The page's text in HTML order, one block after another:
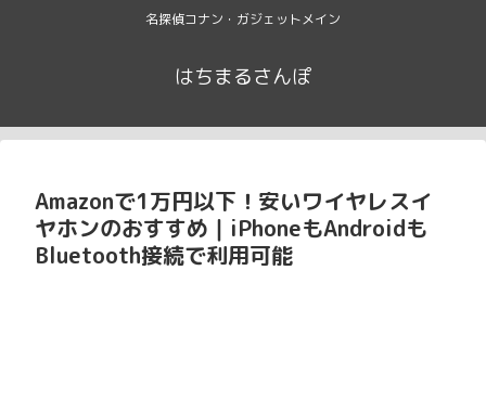
名探偵コナン・ガジェットメイン
はちまるさんぽ
Amazonで1万円以下！安いワイヤレスイ
ヤホンのおすすめ｜iPhoneもAndroidも
Bluetooth接続で利用可能